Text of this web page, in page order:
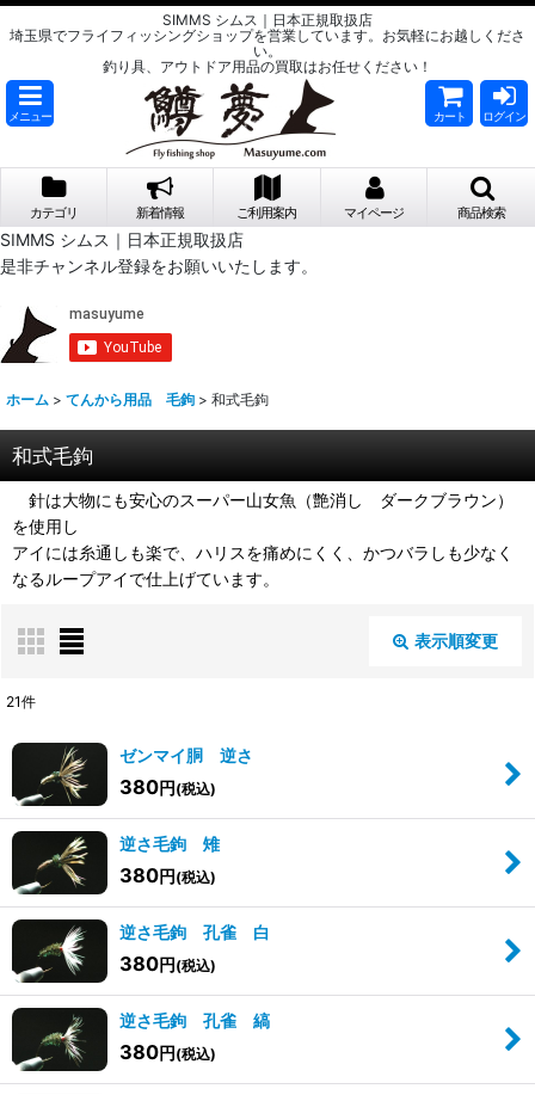
SIMMS シムス｜日本正規取扱店
埼玉県でフライフィッシングショップを営業しています。お気軽にお越しくださ
い。
釣り具、アウトドア用品の買取はお任せください！
メニュー カート ログイン
カテゴリ 新着情報 ご利用案内 マイページ 商品検索
SIMMS シムス｜日本正規取扱店
是非チャンネル登録をお願いいたします。
ホーム > てんから用品 毛鉤 > 和式毛鉤
和式毛鉤
針は大物にも安心のスーパー山女魚（艶消し ダークブラウン）
を使用し
アイには糸通しも楽で、ハリスを痛めにくく、かつバラしも少なく
なるループアイで仕上げています。
表示順変更
表示数:
並び順:
21件
ゼンマイ胴 逆さ
380円(税込)
逆さ毛鉤 雉
380円(税込)
逆さ毛鉤 孔雀 白
380円(税込)
逆さ毛鉤 孔雀 縞
380円(税込)